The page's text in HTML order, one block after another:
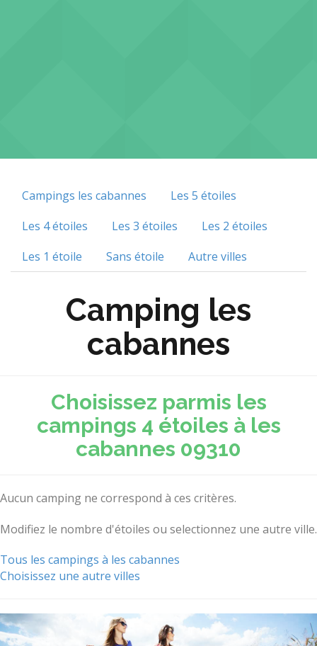
Campings les cabannes
Les 5 étoiles
Les 4 étoiles
Les 3 étoiles
Les 2 étoiles
Les 1 étoile
Sans étoile Autre villes
Camping les
cabannes
Choisissez parmis les
campings 4 étoiles à les
cabannes 09310
Aucun camping ne correspond à ces critères.
Modifiez le nombre d'étoiles ou selectionnez une autre ville.
Tous les campings à les cabannes
Choisissez une autre villes